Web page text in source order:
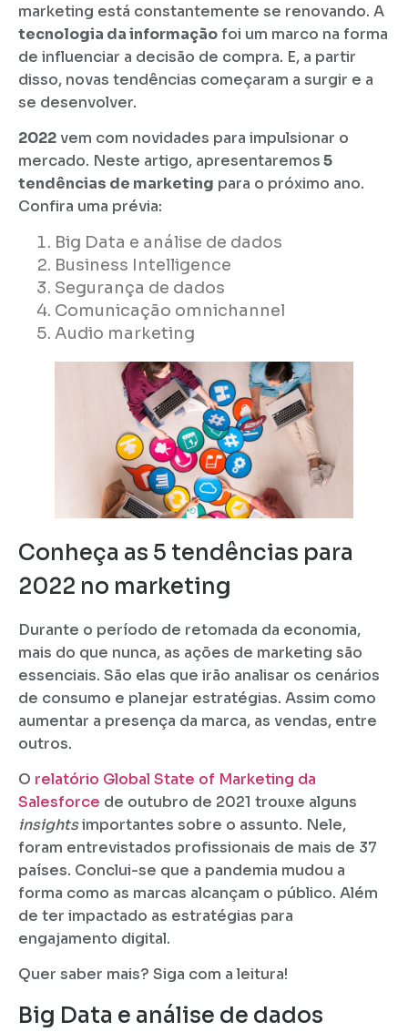
marketing está constantemente se renovando. A
tecnologia da informação foi um marco na forma
de influenciar a decisão de compra. E, a partir
disso, novas tendências começaram a surgir e a
se desenvolver.
2022vem com novidades para impulsionar o
mercado. Neste artigo, apresentaremos5
tendências de marketing para o próximo ano.
Confira uma prévia:
Big Data e análise de dados
Business Intelligence
Segurança de dados
Comunicação omnichannel
Audio marketing
Conheça as 5 tendências para
2022 no marketing
Durante o período de retomada da economia,
mais do que nunca, as ações de marketing são
essenciais. São elas que irão analisar os cenários
de consumo e planejar estratégias. Assim como
aumentar a presença da marca, as vendas, entre
outros.
O relatório Global State of Marketing da
Salesforce de outubro de 2021 trouxe alguns
insightsimportantes sobre o assunto. Nele,
foram entrevistados profissionais de mais de 37
países. Conclui-se que a pandemia mudou a
forma como as marcas alcançam o público. Além
de ter impactado as estratégias para
engajamento digital.
Quer saber mais? Siga com a leitura!
Big Data e análise de dados